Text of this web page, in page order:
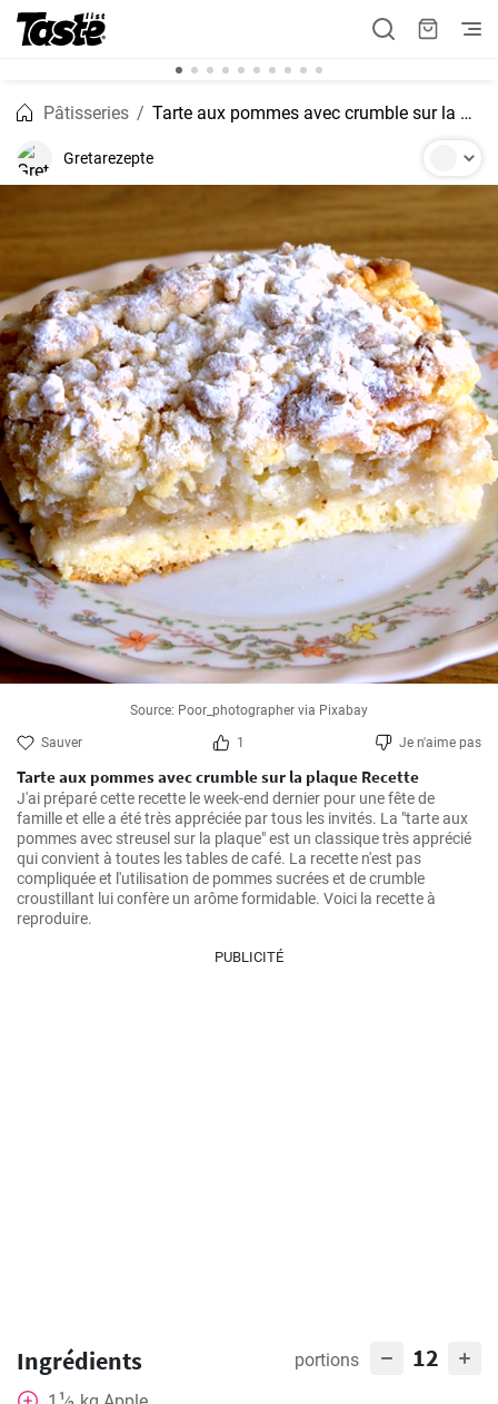
Pâtisseries Tarte aux pommes avec crumble sur la plaque Recette
Gretarezepte
Source: Poor_photographer via Pixabay
Sauver 1 Je n'aime pas
Tarte aux pommes avec crumble sur la plaque Recette
J'ai préparé cette recette le week-end dernier pour une fête de
famille et elle a été très appréciée par tous les invités. La "tarte aux
pommes avec streusel sur la plaque" est un classique très apprécié
qui convient à toutes les tables de café. La recette n'est pas
compliquée et l'utilisation de pommes sucrées et de crumble
croustillant lui confère un arôme formidable. Voici la recette à
reproduire.
PUBLICITÉ
Ingrédients portions 12
1⁄